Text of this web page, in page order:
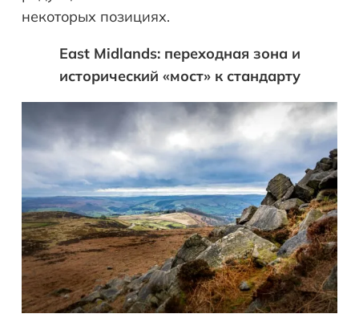
некоторых позициях.
East Midlands: переходная зона и
исторический «мост» к стандарту